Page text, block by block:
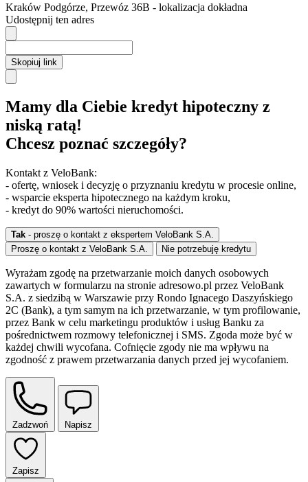
Kraków Podgórze, Przewóz 36B - lokalizacja dokładna
Udostępnij ten adres
Skopiuj link
Mamy dla Ciebie kredyt hipoteczny z
niską ratą!
Chcesz poznać szczegóły?
Kontakt z VeloBank:
- ofertę, wniosek i decyzję o przyznaniu kredytu w procesie online,
- wsparcie eksperta hipotecznego na każdym kroku,
- kredyt do 90% wartości nieruchomości.
Tak - proszę o kontakt z ekspertem VeloBank S.A.
Proszę o kontakt z VeloBank S.A.
Nie potrzebuję kredytu
Wyrażam zgodę na przetwarzanie moich danych osobowych
zawartych w formularzu na stronie adresowo.pl przez VeloBank
S.A. z siedzibą w Warszawie przy Rondo Ignacego Daszyńskiego
2C (Bank), a tym samym na ich przetwarzanie, w tym profilowanie,
przez Bank w celu marketingu produktów i usług Banku za
pośrednictwem rozmowy telefonicznej i SMS. Zgoda może być w
każdej chwili wycofana. Cofnięcie zgody nie ma wpływu na
zgodność z prawem przetwarzania danych przed jej wycofaniem.
Zadzwoń Napisz
Zapisz